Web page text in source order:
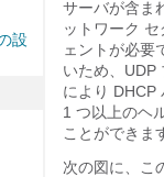
設
サーバが含ま
ットワーク
ェントが必要
いため、UDP
により DHCP
1 つ以上のヘ
ことができま
次の図に、こ